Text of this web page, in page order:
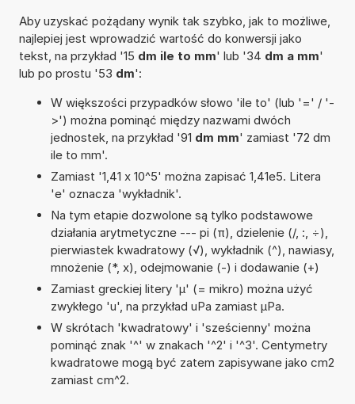
Aby uzyskać pożądany wynik tak szybko, jak to możliwe,
najlepiej jest wprowadzić wartość do konwersji jako
tekst, na przykład '15 dm ile to mm' lub '34 dm a mm'
lub po prostu '53 dm':
W większości przypadków słowo 'ile to' (lub '=' / '-
>') można pominąć między nazwami dwóch
jednostek, na przykład '91 dm mm' zamiast '72 dm
ile to mm'.
Zamiast '1,41 x 10^5' można zapisać 1,41e5. Litera
'e' oznacza 'wykładnik'.
Na tym etapie dozwolone są tylko podstawowe
działania arytmetyczne --- pi (π), dzielenie (/, :, ÷),
pierwiastek kwadratowy (√), wykładnik (^), nawiasy,
mnożenie (*, x), odejmowanie (-) i dodawanie (+)
Zamiast greckiej litery 'µ' (= mikro) można użyć
zwykłego 'u', na przykład uPa zamiast µPa.
W skrótach 'kwadratowy' i 'sześcienny' można
pominąć znak '^' w znakach '^2' i '^3'. Centymetry
kwadratowe mogą być zatem zapisywane jako cm2
zamiast cm^2.